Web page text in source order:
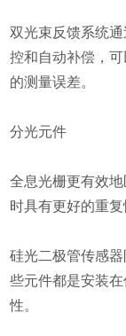
双光束反馈系统
控和自动补偿，
的测量误差。
分光元件
全息光栅更有效
时具有更好的重复
硅光二极管传感
些元件都是安装
性。